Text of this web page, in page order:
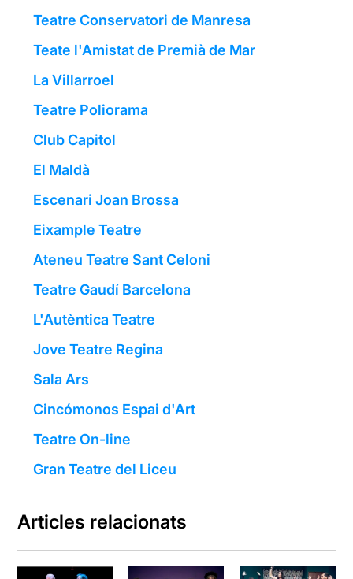
Teatre Conservatori de Manresa
Teate l'Amistat de Premià de Mar
La Villarroel
Teatre Poliorama
Club Capitol
El Maldà
Escenari Joan Brossa
Eixample Teatre
Ateneu Teatre Sant Celoni
Teatre Gaudí Barcelona
L'Autèntica Teatre
Jove Teatre Regina
Sala Ars
Cincómonos Espai d'Art
Teatre On-line
Gran Teatre del Liceu
Articles relacionats